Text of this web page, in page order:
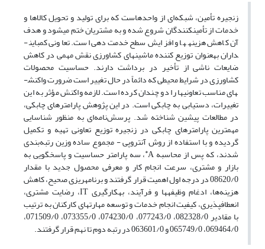
زنجیره تأمین، شبکه‌ای از واحدهاست که برای تولید و تحویل کالاها و
خدمات از تأمین­کنندگان شروع شده و به مشتریان ختم می­شود و هدف
آن کاهش هزینه­ها و افزایش سطح خدمت‌دهی است. تعاونی کمباین­
داران به­عنوان توزیع کننده ماشین­های کشاورزی نقش مهمی در کاهش
ضایعات ناشی از تأخیر در برداشت دارند. حساسیت محصولات
کشاورزی در شرایط محیطی که دائماً در حال تغییر است ضرورت واکنش­
های مناسب تعاونی­ها را دو چندان کرده است. لازمه واکنش مؤثر به این
تغییرات، دست­یابی به چابکی است. در این پژوهش پارامترهای چابکی،
در مطالعات پیشین شناخته شد. پرسش‌نامه‌ای به منظور شناسایی
مهم­ترین پارامترهای چابکی در زنجیره توزیع تعاونی تهیه و تکمیل
گردیده و با استفاده از روش آنتروپی - مجموع ساده وزین رتبه‌بندی
شدند، که پس از محاسبه A *، سه پارامتر حساسیت و پاسخگویی به
بازار و مشتری، سرعت انجام کار و معرفی محصول جدید با مقدار
08620/0 در درجه اول اهمیت قرار گرفتند و برنامه­ریزی صحیح، کاهش
هزینه‌ها، ادغام وظیفه­ها و فرآیند، به­کارگیری IT، رضایت مشتری،
انعطاف­پذیری، کیفیت انجام خدمات و توسعه مهارت­های کارکنان به ترتیب
با مقادیر 082328/0، 077243/0، 074230/0، 073355/0، 071509/0،
069464/0، 065749/0 و 063601/0 در رتبه دوم تا نهم قرار گرفتند.